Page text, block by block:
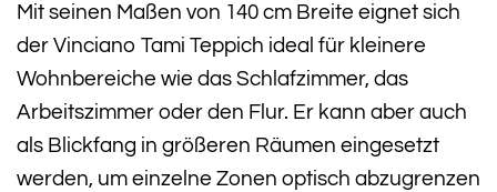
Mit seinen Maßen von 140 cm Breite eignet sich
der Vinciano Tami Teppich ideal für kleinere
Wohnbereiche wie das Schlafzimmer, das
Arbeitszimmer oder den Flur. Er kann aber auch
als Blickfang in größeren Räumen eingesetzt
werden, um einzelne Zonen optisch abzugrenzen